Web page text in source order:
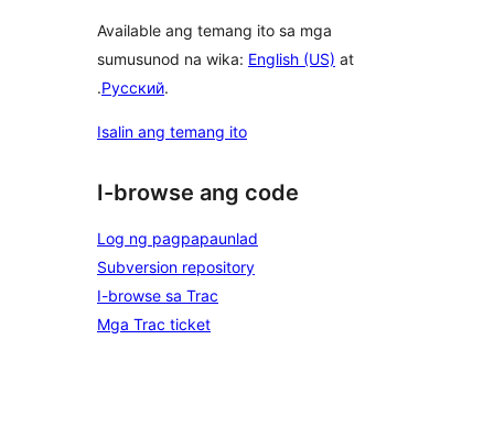
Available ang temang ito sa mga
sumusunod na wika: English (US) at
.Русский.
Isalin ang temang ito
I-browse ang code
Log ng pagpapaunlad
Subversion repository
I-browse sa Trac
Mga Trac ticket